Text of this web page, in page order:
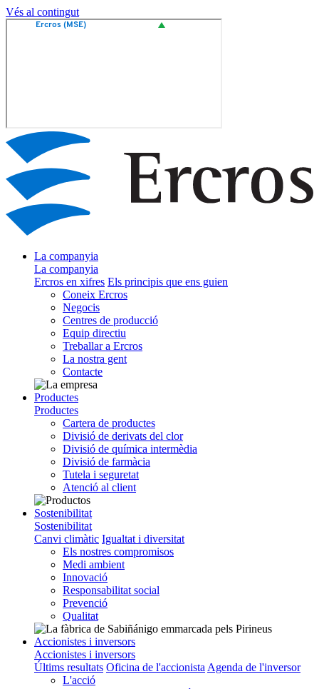
Vés al contingut
La companyia
La companyia
Ercros en xifres Els principis que ens guien
Coneix Ercros
Negocis
Centres de producció
Equip directiu
Treballar a Ercros
La nostra gent
Contacte
Productes
Productes
Cartera de productes
Divisió de derivats del clor
Divisió de química intermèdia
Divisió de farmàcia
Tutela i seguretat
Atenció al client
Sostenibilitat
Sostenibilitat
Canvi climàtic Igualtat i diversitat
Els nostres compromisos
Medi ambient
Innovació
Responsabilitat social
Prevenció
Qualitat
Accionistes i inversors
Accionistes i inversors
Últims resultats Oficina de l'accionista Agenda de l'inversor
L'acció